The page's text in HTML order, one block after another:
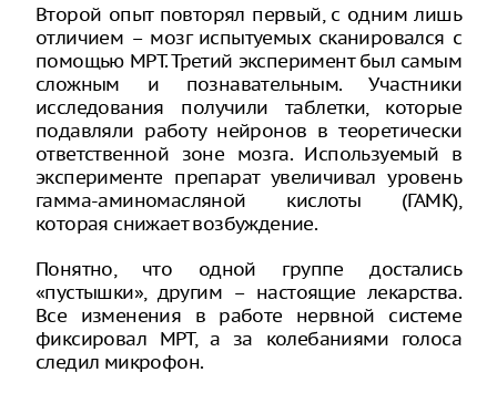
Второй опыт повторял первый, с одним лишь
отличием – мозг испытуемых сканировался с
помощью МРТ. Третий эксперимент был самым
сложным и познавательным. Участники
исследования получили таблетки, которые
подавляли работу нейронов в теоретически
ответственной зоне мозга. Используемый в
эксперименте препарат увеличивал уровень
гамма-аминомасляной кислоты (ГАМК),
которая снижает возбуждение.
Понятно, что одной группе достались
«пустышки», другим – настоящие лекарства.
Все изменения в работе нервной системе
фиксировал МРТ, а за колебаниями голоса
следил микрофон.